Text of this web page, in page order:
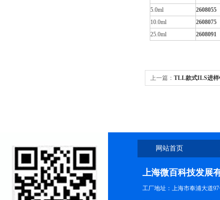
5.0ml
2608055
10.0ml
2608075
25.0ml
2608091
上一篇： TLL款式ILS进样
网站首页
上海微百科技发展
工厂地址：上海市奉浦大道